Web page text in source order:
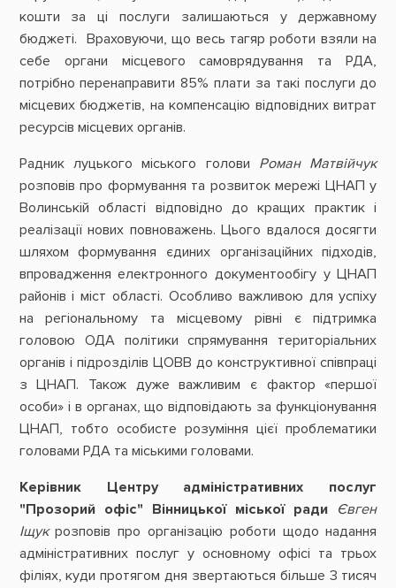
кошти за ці послуги залишаються у державному
бюджеті. Враховуючи, що весь тагяр роботи взяли на
себе органи місцевого самоврядування та РДА,
потрібно перенаправити 85% плати за такі послуги до
місцевих бюджетів, на компенсацію відповідних витрат
ресурсів місцевих органів.
Радник луцького міського голови Роман Матвійчук
розповів про формування та розвиток мережі ЦНАП у
Волинській області відповідно до кращих практик і
реалізації нових повноважень. Цього вдалося досягти
шляхом формування єдиних організаційних підходів,
впровадження електронного документообігу у ЦНАП
районів і міст області. Особливо важливою для успіху
на регіональному та місцевому рівні є підтримка
головою ОДА політики спрямування територіальних
органів і підрозділів ЦОВВ до конструктивної співпраці
з ЦНАП. Також дуже важливим є фактор «першої
особи» і в органах, що відповідають за функціонування
ЦНАП, тобто особисте розуміння цієї проблематики
головами РДА та міськими головами.
​Керівник Центру адміністративних послуг
"Прозорий офіс" Вінницької міської ради Євген
Іщукрозповів про організацію роботи щодо надання
адміністративних послуг у основному офісі та трьох
філіях, куди протягом дня звертаються більше 3 тисяч